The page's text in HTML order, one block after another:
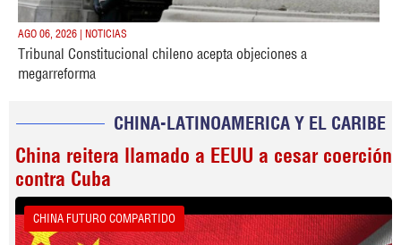
AGO 06, 2026 | NOTICIAS
Tribunal Constitucional chileno acepta objeciones a
megarreforma
CHINA-LATINOAMERICA Y EL CARIBE
China reitera llamado a EEUU a cesar coerción
contra Cuba
CHINA FUTURO COMPARTIDO